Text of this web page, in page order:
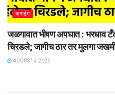
क्राईम
जळगावात भीषण अपघात : भरधाव
चिरडले; जागीच ठार तर मुलगा
AUGUST 5, 2026